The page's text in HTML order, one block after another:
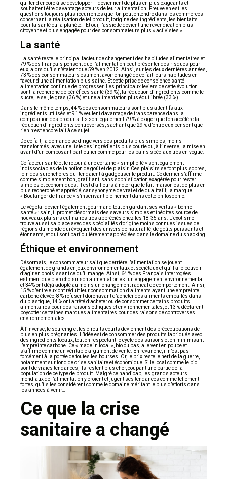
qui tend encore à se développer – deviennent de plus en plus exigeants et
souhaitent être davantage acteurs de leur alimentation. Preuve en est les
questions toujours plus récurrentes que l’on peut entendre dans les commerces
concernant la réalisation de tel produit, l’origine des ingrédients, les bienfaits
pour la santé ou la planète… Et oui, l’assiette devient une revendication plus
citoyenne et plus engagée pour des consommateurs plus « activistes ».
La santé
La santé reste le principal facteur de changement des habitudes alimentaires et
79 % des Français pensent que l’alimentation peut présenter des risques pour
eux, alors qu’ils n’étaient que 59 % en 2012. Ainsi, sur les deux dernières années,
73 % des consommateurs estiment avoir changé de ce fait leurs habitudes en
faveur d’une alimentation plus saine. Et cette prise de conscience santé-
alimentation continue de progresser. Les principaux leviers de cette évolution
sont la recherche de bénéfices santé (39 %), la réduction d’ingrédients comme le
sucre, le sel, le gras (36 %) et une alimentation plus équilibrée (33 %).
Dans le même temps, 44 % des consommateurs sont plus attentifs aux
ingrédients utilisés et 91 % veulent davantage de transparence dans la
composition des produits. Ils sont également 79 % à exiger que l’on accélère la
réduction d’ingrédients controversés, sachant que 29 % d’entre eux pensent que
rien n’est encore fait à ce sujet…
De ce fait, la demande se dirige vers des produits plus simples, moins
transformés, avec une liste des ingrédients plus courte ou, à l’inverse, la mise en
avant d’un composant particulier comme pour les pains spéciaux très en vogue.
Ce facteur santé et le retour à une certaine « simplicité » sont également
indissociables de la notion de goût et de plaisir. Ces plaisirs se font plus sobres,
loin des surenchères qui tendaient à gadgétiser le produit. Ce dernier s’affirme
comme simplement bon, gratifiant, sans sophistication exagérée pour rester
simples et économiques. Il est d’ailleurs à noter que le fait-maison est de plus en
plus recherché et apprécié, car synonyme de vrai et de qualitatif, la marque
« Boulanger de France » s’inscrivant pleinement dans cette philosophie.
Le végétal devient également gourmand tout en gardant ses vertus « bonne
santé » : sain, il promet désormais des saveurs simples et inédites source de
nouveaux plaisirs culinaires très appréciés chez les 18-35 ans. L’exotisme
trouve aussi sa place avec des spécialités d’origine moins connues issues de
régions du monde qui évoquent des univers de naturalité, de goûts puissants et
étonnants, et qui sont particulièrement appréciées dans le domaine du snacking.
Éthique et environnement
Désormais, le consommateur sait que derrière l’alimentation se jouent
également de grands enjeux environnementaux et sociétaux et qu’il a le pouvoir
d’agir en choisissant ce qu’il mange. Ainsi, 64 % des Français interrogées
estiment que bien choisir son alimentation est un engagement environnemental
et 34% ont déjà adopté au moins un changement radical de comportement. Ainsi,
15 % d’entre eux ont réduit leur consommation d’aliments ayant une empreinte
carbone élevée, 8 % refusent dorénavant d’acheter des aliments emballés dans
du plastique, 14 % ont arrêté d’acheter ou de consommer certains produits
alimentaires pour des raisons éthiques et environnementales, et 13 % déclarent
boycotter certaines marques alimentaires pour des raisons de controverses
environnementales.
À l’inverse, le sourcing et les circuits courts deviennent des préoccupations de
plus en plus prégnantes. L’idée est de consommer des produits fabriqués avec
des ingrédients locaux, tout en respectant le cycle des saisons et en minimisant
l’empreinte carbone. Ce « made in local », bio ou pas, a le vent en poupe et
s’affirme comme un véritable argument de vente. En revanche, il n’est pas
forcément à la portée de toutes les bourses. Or, le prix reste le nerf de la guerre,
notamment sur fond de crise sanitaire et économique. Si le local comme le bio
sont de vraies tendances, ils restent plus cher, coupant une partie de la
population de ce type de produit. Malgré ce handicap, les grands acteurs
mondiaux de l’alimentation y croient et jugent ses tendances comme tellement
fortes, qu’ils les considèrent comme le domaine méritant le plus d’efforts dans
les années à venir…
Ce que la crise
sanitaire a changé